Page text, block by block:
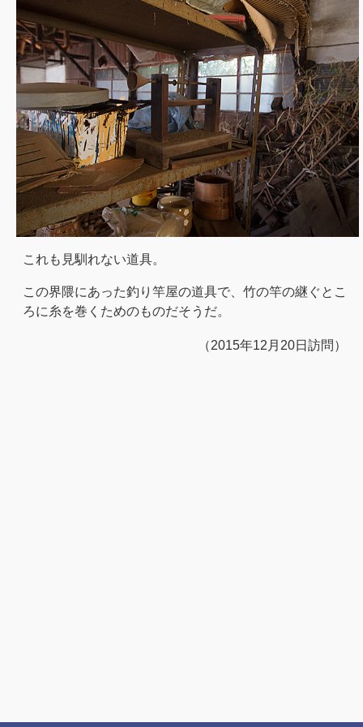
これも見馴れない道具。
この界隈にあった釣り竿屋の道具で、竹の竿の継ぐとこ
ろに糸を巻くためのものだそうだ。
（2015年12月20日訪問）